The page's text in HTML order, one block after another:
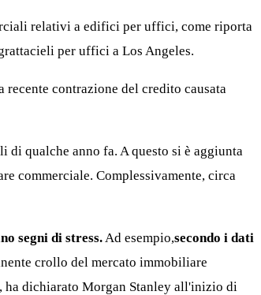
relativi a edifici per uffici, come riporta
per uffici a Los Angeles.
contrazione del credito causata
qualche anno fa. A questo si è aggiunta
commerciale. Complessivamente, circa
segni di stress.Ad esempio,secondo i dati
crollo del mercato immobiliare
dichiarato Morgan Stanley all'inizio di